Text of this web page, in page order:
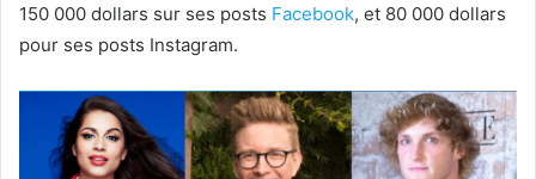
150 000 dollars sur ses posts Facebook, et 80 000 dollars
pour ses posts Instagram.